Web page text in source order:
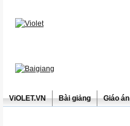
ViOLET.VN Bài giảng Giáo án